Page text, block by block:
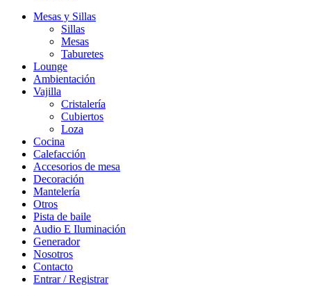
Mesas y Sillas
Sillas
Mesas
Taburetes
Lounge
Ambientación
Vajilla
Cristalería
Cubiertos
Loza
Cocina
Calefacción
Accesorios de mesa
Decoración
Mantelería
Otros
Pista de baile
Audio E Iluminación
Generador
Nosotros
Contacto
Entrar / Registrar